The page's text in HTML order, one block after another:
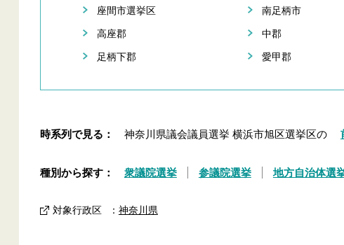
座間市選挙区 南足柄市
高座郡 中郡
足柄下郡 愛甲郡
時系列で見る： 神奈川県議会議員選挙 横浜市旭区選挙区の
種別から探す： 衆議院選挙 参議院選挙 地方自治体選
対象行政区 ： 神奈川県